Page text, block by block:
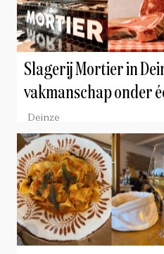
Slagerij Mortier in
vakmanschap onder
Deinze